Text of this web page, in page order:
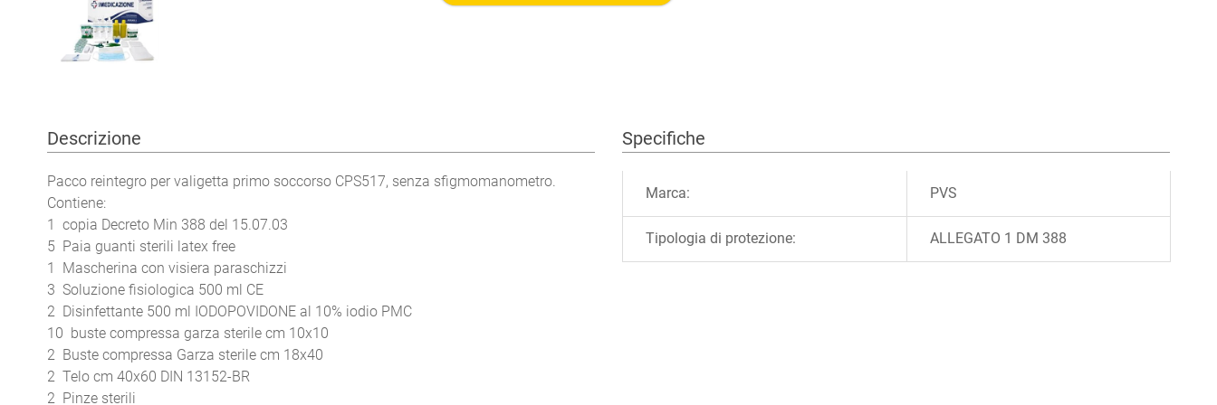
Descrizione
Pacco reintegro per valigetta primo soccorso CPS517, senza sfigmomanometro.
Contiene:
1 copia Decreto Min 388 del 15.07.03
5 Paia guanti sterili latex free
1 Mascherina con visiera paraschizzi
3 Soluzione fisiologica 500 ml CE
2 Disinfettante 500 ml IODOPOVIDONE al 10% iodio PMC
10 buste compressa garza sterile cm 10x10
2 Buste compressa Garza sterile cm 18x40
2 Telo cm 40x60 DIN 13152-BR
2 Pinze sterili
Specifiche
Marca: PVS
Tipologia di protezione: ALLEGATO 1 DM 388